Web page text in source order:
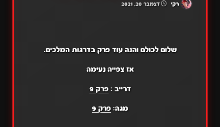
רקי דצמבר 20, 2021
שלום לכולם והנה עוד פרק בדרגות המלכים.
אז צפייה נעימה
דרייב :פרק 9
מגה: פרק 9